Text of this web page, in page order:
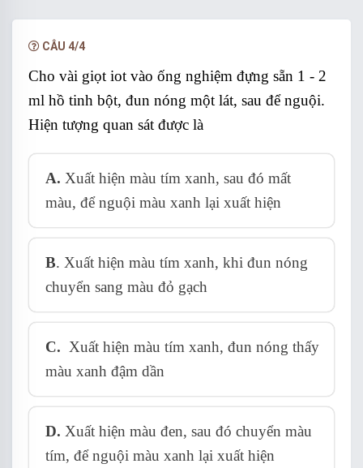
CuOH2
xanh lam đậm.
CÂU 4/4
Cho vài giọt iot vào ống nghiệm đựng sẵn 1 - 2
ml hồ tinh bột, đun nóng một lát, sau để nguội.
Hiện tượng quan sát được là
A. Xuất hiện màu tím xanh, sau đó mất
màu, để nguội màu xanh lại xuất hiện
B. Xuất hiện màu tím xanh, khi đun nóng
chuyển sang màu đỏ gạch
C. Xuất hiện màu tím xanh, đun nóng thấy
màu xanh đậm dần
D. Xuất hiện màu đen, sau đó chuyển màu
tím, để nguội màu xanh lại xuất hiện